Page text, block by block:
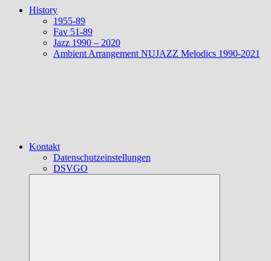
History
1955-89
Fav 51-89
Jazz 1990 – 2020
Ambient Arrangement NUJAZZ Melodics 1990-2021
Kontakt
Datenschutzeinstellungen
DSVGO